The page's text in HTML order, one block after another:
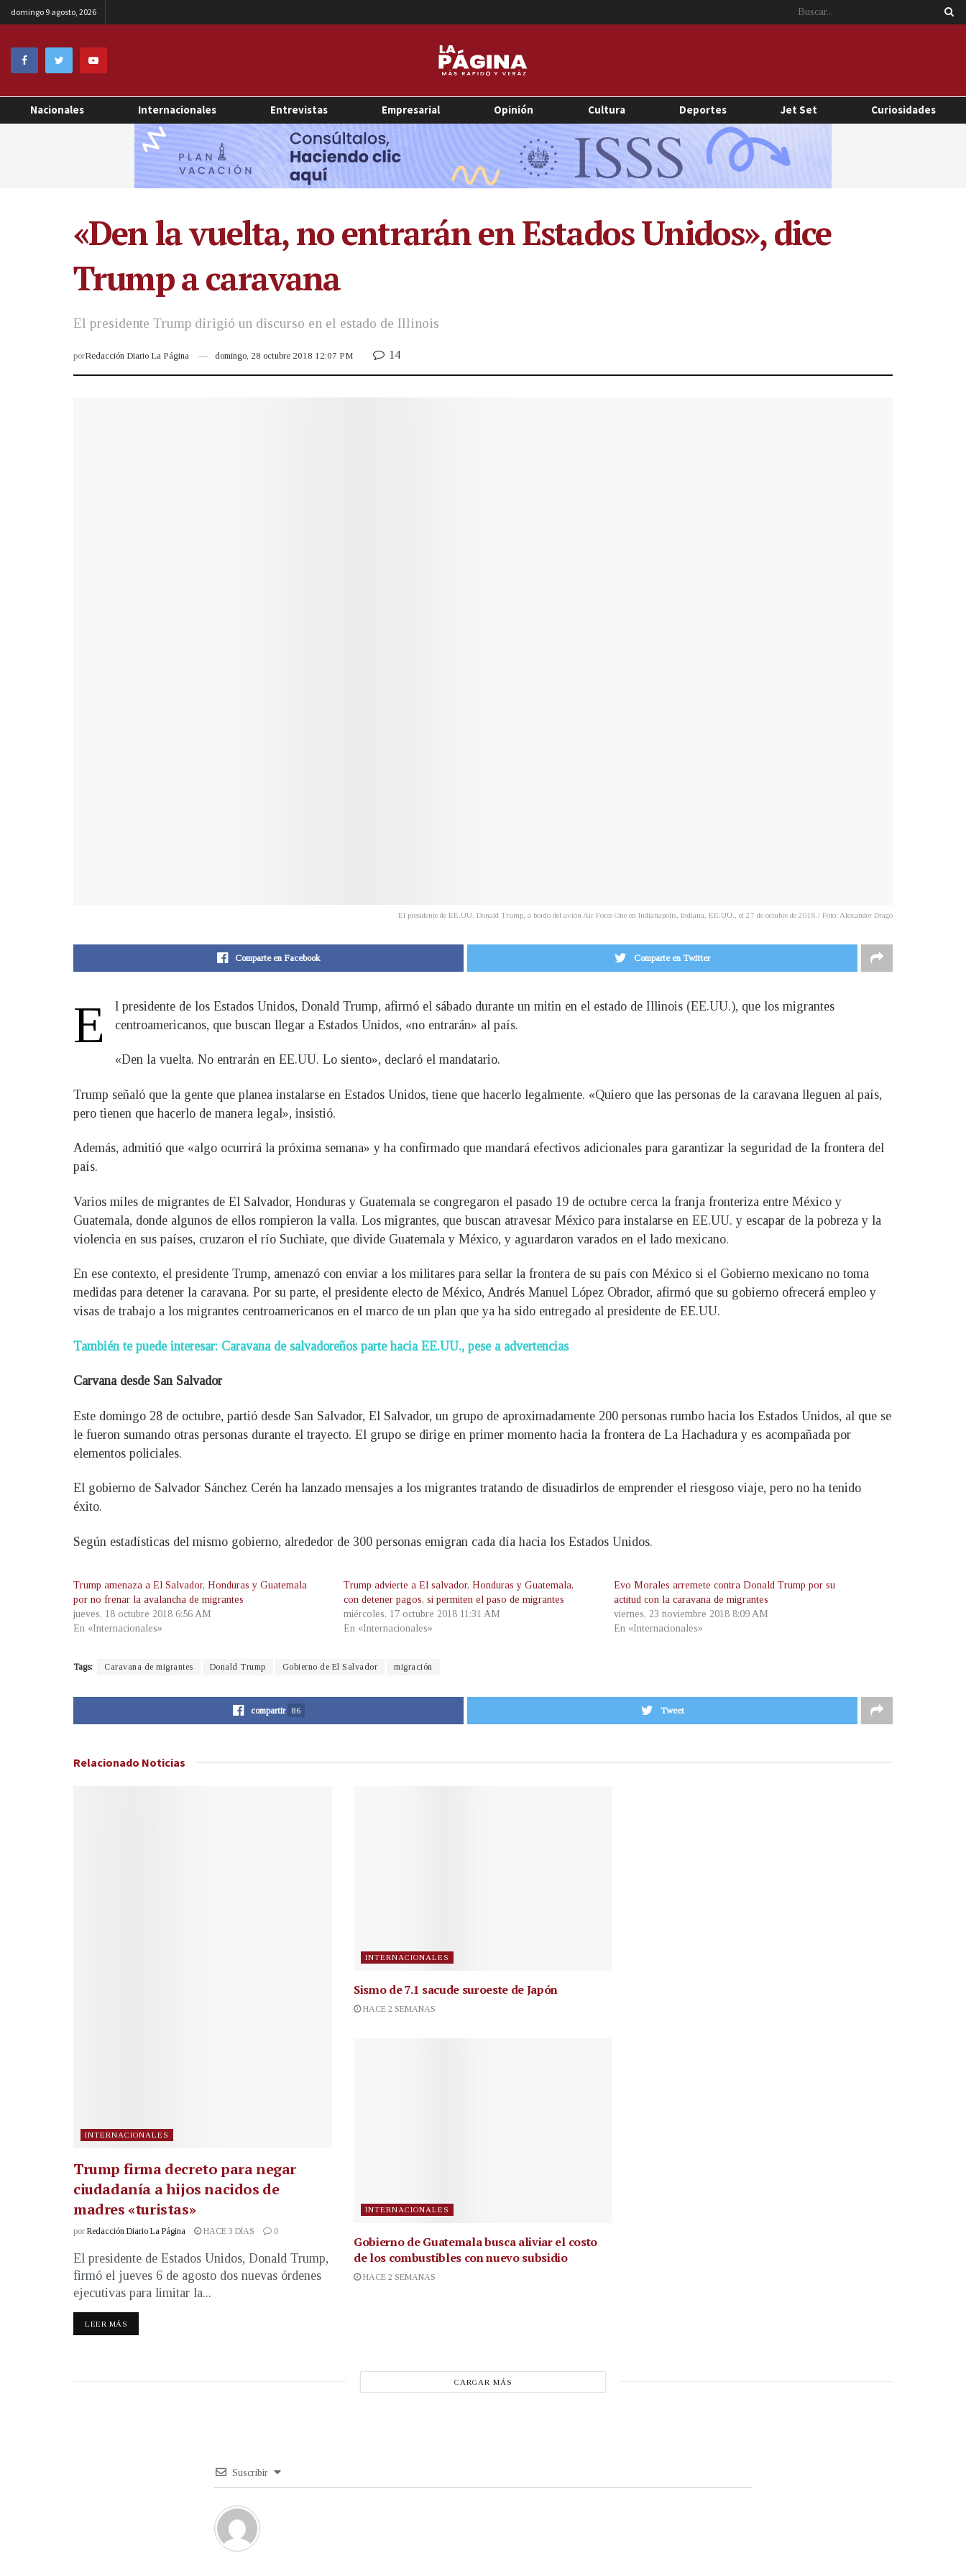
domingo 9 agosto, 2026
Nacionales Internacionales Entrevistas Empresarial Opinión Cultura Deportes Jet Set Curiosidades
«Den la vuelta, no entrarán en Estados Unidos», dice
Trump a caravana
El presidente Trump dirigió un discurso en el estado de Illinois
porRedacción Diario La Página domingo, 28 octubre 2018 12:07 PM 14
El presidente de EE.UU. Donald Trump, a bordo del avión Air Force One en Indianapolis, Indiana, EE.UU., el 27 de octubre de 2018./ Foto: Alexander Drago
Comparte en Facebook Comparte en Twitter
E
l presidente de los Estados Unidos, Donald Trump, afirmó el sábado durante un mitin en el estado de Illinois (EE.UU.), que los migrantes
centroamericanos, que buscan llegar a Estados Unidos, «no entrarán» al país.
«Den la vuelta. No entrarán en EE.UU. Lo siento», declaró el mandatario.
Trump señaló que la gente que planea instalarse en Estados Unidos, tiene que hacerlo legalmente. «Quiero que las personas de la caravana lleguen al país,
pero tienen que hacerlo de manera legal», insistió.
Además, admitió que «algo ocurrirá la próxima semana» y ha confirmado que mandará efectivos adicionales para garantizar la seguridad de la frontera del
país.
Varios miles de migrantes de El Salvador, Honduras y Guatemala se congregaron el pasado 19 de octubre cerca la franja fronteriza entre México y
Guatemala, donde algunos de ellos rompieron la valla. Los migrantes, que buscan atravesar México para instalarse en EE.UU. y escapar de la pobreza y la
violencia en sus países, cruzaron el río Suchiate, que divide Guatemala y México, y aguardaron varados en el lado mexicano.
En ese contexto, el presidente Trump, amenazó con enviar a los militares para sellar la frontera de su país con México si el Gobierno mexicano no toma
medidas para detener la caravana. Por su parte, el presidente electo de México, Andrés Manuel López Obrador, afirmó que su gobierno ofrecerá empleo y
visas de trabajo a los migrantes centroamericanos en el marco de un plan que ya ha sido entregado al presidente de EE.UU.
También te puede interesar: Caravana de salvadoreños parte hacia EE.UU., pese a advertencias
Carvana desde San Salvador
Este domingo 28 de octubre, partió desde San Salvador, El Salvador, un grupo de aproximadamente 200 personas rumbo hacia los Estados Unidos, al que se
le fueron sumando otras personas durante el trayecto. El grupo se dirige en primer momento hacia la frontera de La Hachadura y es acompañada por
elementos policiales.
El gobierno de Salvador Sánchez Cerén ha lanzado mensajes a los migrantes tratando de disuadirlos de emprender el riesgoso viaje, pero no ha tenido
éxito.
Según estadísticas del mismo gobierno, alrededor de 300 personas emigran cada día hacia los Estados Unidos.
Trump amenaza a El Salvador, Honduras y Guatemala
por no frenar la avalancha de migrantes
jueves, 18 octubre 2018 6:56 AM
En «Internacionales»
Trump advierte a El salvador, Honduras y Guatemala,
con detener pagos, si permiten el paso de migrantes
miércoles, 17 octubre 2018 11:31 AM
En «Internacionales»
Evo Morales arremete contra Donald Trump por su
actitud con la caravana de migrantes
viernes, 23 noviembre 2018 8:09 AM
En «Internacionales»
Tags: Caravana de migrantes Donald Trump Gobierno de El Salvador migración
compartir 86 Tweet
Relacionado Noticias
INTERNACIONALES
Trump firma decreto para negar
ciudadanía a hijos nacidos de
madres «turistas»
por Redacción Diario La Página HACE 3 DÍAS 0
El presidente de Estados Unidos, Donald Trump,
firmó el jueves 6 de agosto dos nuevas órdenes
ejecutivas para limitar la...
LEER MÁS
INTERNACIONALES
Sismo de 7.1 sacude suroeste de Japón
HACE 2 SEMANAS
INTERNACIONALES
Gobierno de Guatemala busca aliviar el costo
de los combustibles con nuevo subsidio
HACE 2 SEMANAS
CARGAR MÁS
Suscribir